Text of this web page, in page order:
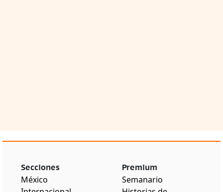
Secciones
México
Premium
Semanario